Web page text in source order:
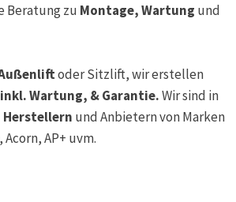
Beratung zu Montage, Wartung und
oder Sitzlift, wir erstellen
Wartung, & Garantie.Wir sind in
Herstellern und Anbietern von Marken
Acorn, AP+ uvm.